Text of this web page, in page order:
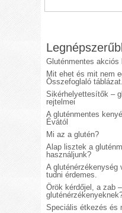
Gluténmentes akciós
Mit ehet és mit nem
Összefoglaló táblázat.
Sikérhelyettesítők –
rejtelmei
A gluténmentes
Évától
Mi az a glutén?
Alap lisztek a
használjunk?
A gluténérzékenység
tudni érdemes.
Örök kérdőjel, a zab
Speciális étkezés és